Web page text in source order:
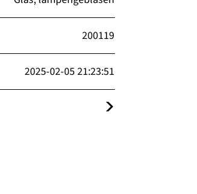
200119
2025-02-05 21:23:51